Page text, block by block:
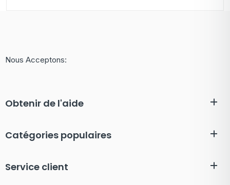
Nous Acceptons:
Obtenir de l'aide
Catégories populaires
Service client